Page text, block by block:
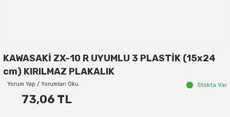
KAWASAKİ ZX-10 R UYUMLU 3 PLASTİK (15x24
cm) KIRILMAZ PLAKALIK
Yorum Yap / Yorumları Oku Stokta Var
73,06 TL